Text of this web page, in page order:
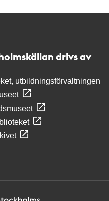
drivs av
utbildningsförvaltningen